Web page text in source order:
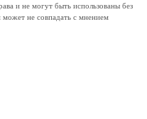
и не могут быть использованы без
может не совпадать с мнением